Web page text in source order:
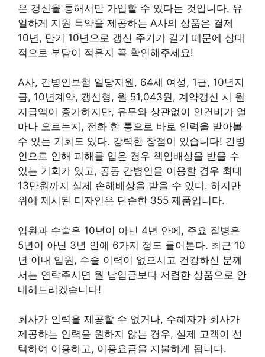
은 갱신을 통해서만 가입할 수 있다는 것입니다. 유
일하게 지원 특약을 제공하는 A사의 상품은 결제
10년, 만기 10년으로 갱신 주기가 길기 때문에 상대
적으로 부담이 적은지 꼭 확인해주세요!
A사, 간병인보험 일당지원, 64세 여성, 1급, 10년지
급, 10년계약, 갱신형, 월 51,043원, 계약갱신 시 월
지급액이 증가하지만, 유무와 상관없이 인건비가 얼
마나 오르는지, 전화 한 통으로 바로 인력을 받아볼
수 있는 기회도 있다. 강력한 장점이 있습니다! 간병
인으로 인해 피해를 입은 경우 책임배상을 받을 수
있는 기회가 있고, 공동 간병인을 이용할 경우 최대
13만원까지 실제 손해배상을 받을 수 있다. 하지만
위에 제시된 디자인은 단순한 355 제품입니다.
입원과 수술은 10년이 아닌 4년 안에, 주요 질병은
5년이 아닌 3년 안에 6가지 정도 물어본다. 최근 10
년 이내 입원, 수술 이력이 없으시고 건강하신 분께
서는 연락주시면 월 납입금보다 저렴한 상품으로 안
내해드리겠습니다!
회사가 인력을 제공할 수 없거나, 수혜자가 회사가
제공하는 인력을 원하지 않는 경우, 실제 고객이 선
택하여 이용하고, 이용요금을 지불하게 됩니다.